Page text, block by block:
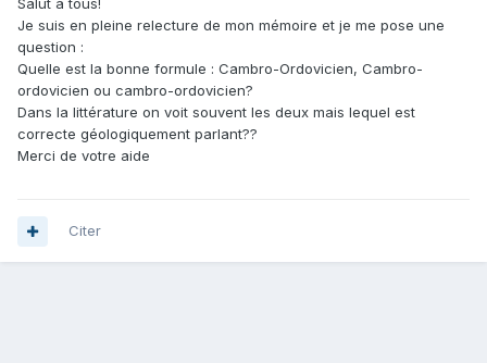
Salut à tous!
Je suis en pleine relecture de mon mémoire et je me pose une
question :
Quelle est la bonne formule : Cambro-Ordovicien, Cambro-
ordovicien ou cambro-ordovicien?
Dans la littérature on voit souvent les deux mais lequel est
correcte géologiquement parlant??
Merci de votre aide
Citer